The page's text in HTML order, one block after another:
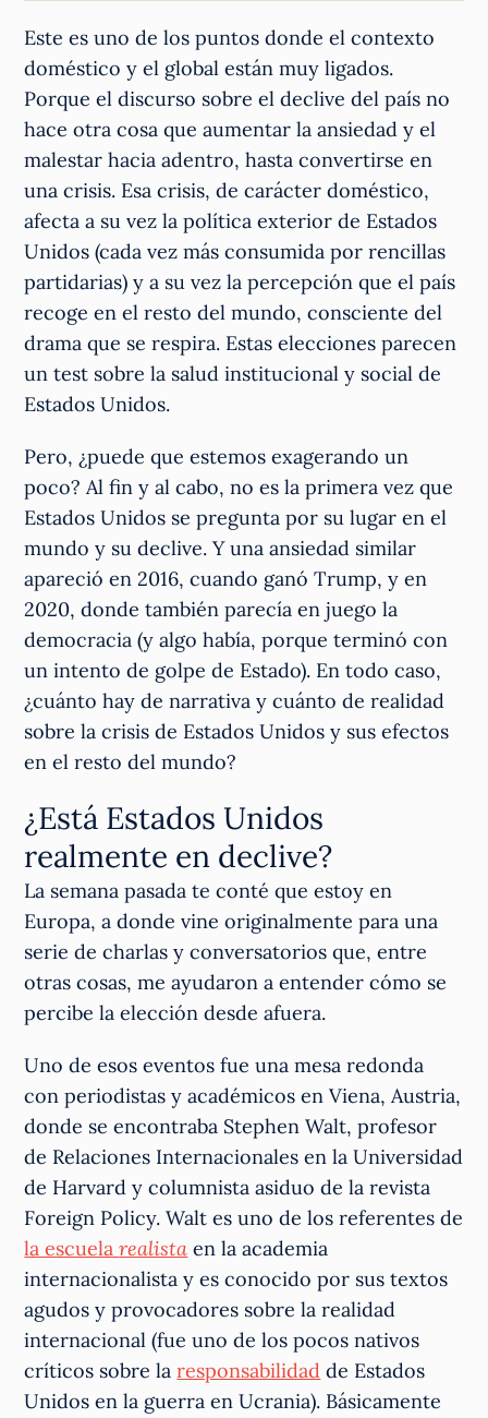
Este es uno de los puntos donde el contexto
doméstico y el global están muy ligados.
Porque el discurso sobre el declive del país no
hace otra cosa que aumentar la ansiedad y el
malestar hacia adentro, hasta convertirse en
una crisis. Esa crisis, de carácter doméstico,
afecta a su vez la política exterior de Estados
Unidos (cada vez más consumida por rencillas
partidarias) y a su vez la percepción que el país
recoge en el resto del mundo, consciente del
drama que se respira. Estas elecciones parecen
un test sobre la salud institucional y social de
Estados Unidos.
Pero, ¿puede que estemos exagerando un
poco? Al fin y al cabo, no es la primera vez que
Estados Unidos se pregunta por su lugar en el
mundo y su declive. Y una ansiedad similar
apareció en 2016, cuando ganó Trump, y en
2020, donde también parecía en juego la
democracia (y algo había, porque terminó con
un intento de golpe de Estado). En todo caso,
¿cuánto hay de narrativa y cuánto de realidad
sobre la crisis de Estados Unidos y sus efectos
en el resto del mundo?
¿Está Estados Unidos
realmente en declive?
La semana pasada te conté que estoy en
Europa, a donde vine originalmente para una
serie de charlas y conversatorios que, entre
otras cosas, me ayudaron a entender cómo se
percibe la elección desde afuera.
Uno de esos eventos fue una mesa redonda
con periodistas y académicos en Viena, Austria,
donde se encontraba Stephen Walt, profesor
de Relaciones Internacionales en la Universidad
de Harvard y columnista asiduo de la revista
Foreign Policy. Walt es uno de los referentes de
la escuelarealista en la academia
internacionalista y es conocido por sus textos
agudos y provocadores sobre la realidad
internacional (fue uno de los pocos nativos
críticos sobre laresponsabilidad de Estados
Unidos en la guerra en Ucrania). Básicamente